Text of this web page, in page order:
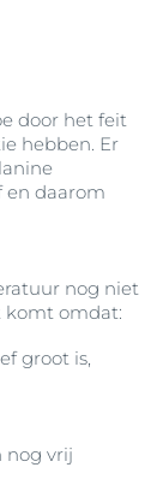
door het feit
hebben. Er
en daarom
nog niet
komt omdat:
groot is,
nog vrij